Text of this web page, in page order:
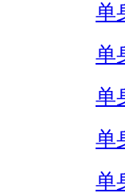
单
单
单
单
单